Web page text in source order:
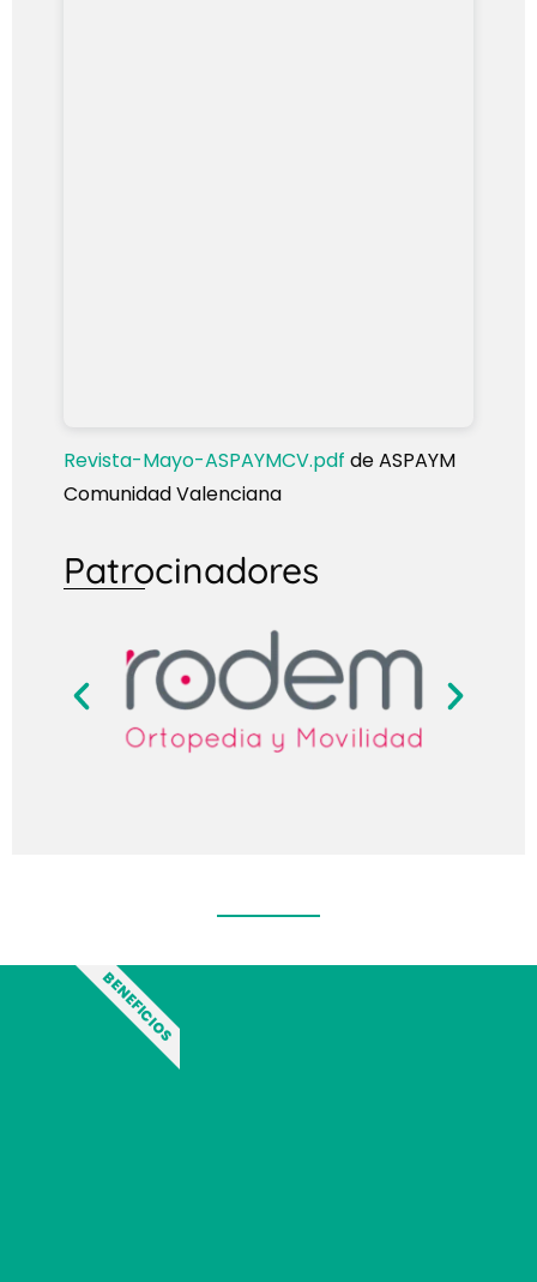
Revista-Mayo-ASPAYMCV.pdf de ASPAYM
Comunidad Valenciana
Patrocinadores
BENEFICIOS